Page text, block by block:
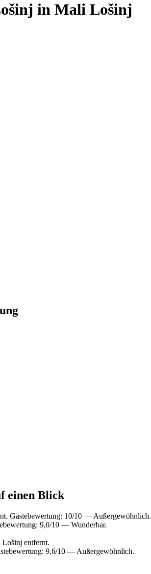
in Mali Lošinj
einen Blick
Gästebewertung: 10/10 — Außergewöhnlich.
9,0/10 — Wunderbar.
entfernt.
9,6/10 — Außergewöhnlich.